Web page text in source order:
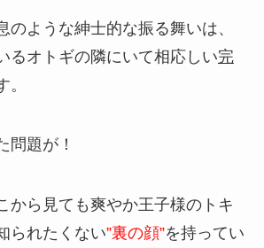
のような紳士的な振る舞いは、
るオトギの隣にいて相応しい完
。
題が！
から見ても爽やか王子様のトキ
られたくない”裏の顔”を持ってい